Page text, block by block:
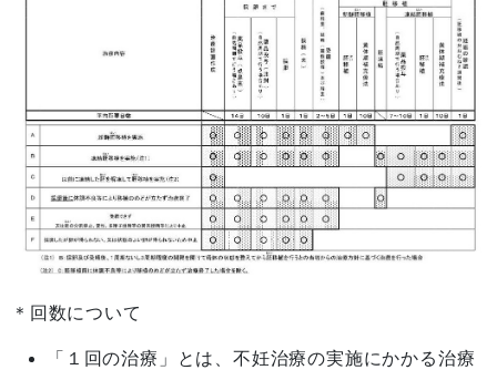
＊回数について
「１回の治療」とは、不妊治療の実施にかかる治療